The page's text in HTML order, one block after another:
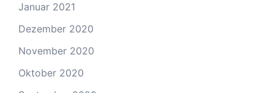
Januar 2021
Dezember 2020
November 2020
Oktober 2020